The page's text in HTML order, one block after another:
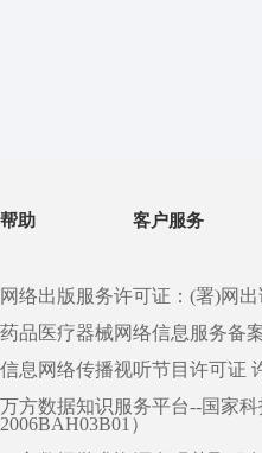
帮助 客户服务
网络出版服务许可证：(署)网
药品医疗器械网络信息服务备
信息网络传播视听节目许可证
万方数据知识服务平台--国家
2006BAH03B01）